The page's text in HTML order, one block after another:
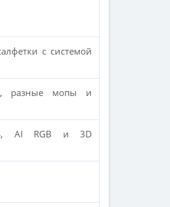
с системой
разные мопы и
AI RGB и 3D